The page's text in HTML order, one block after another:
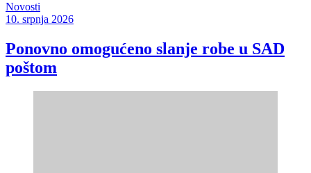
Novosti
10. srpnja 2026
Ponovno omogućeno slanje robe u SAD
poštom